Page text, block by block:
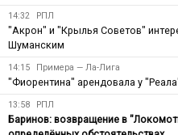
14:32 РПЛ
"Акрон" и "Крылья Советов"
Шуманским
14:15 Примера — Ла-Лига
"Фиорентина" арендовала у
13:58 РПЛ
Баринов: возвращение в